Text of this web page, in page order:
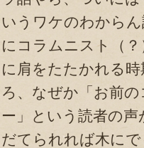
いうワケのわから
にコラムニスト（
に肩をたたかれる
ろ、なぜか「お前
ー」という読者の
だてられれば木にで